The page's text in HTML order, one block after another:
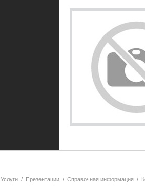
Услуги / Презентации / Справочная информация /